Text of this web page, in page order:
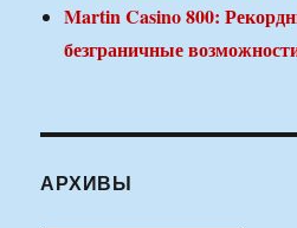
Martin Casino 800:
безграничные
АРХИВЫ